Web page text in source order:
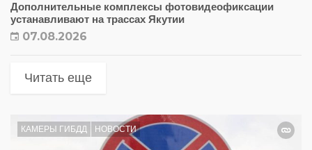
Дополнительные комплексы фотовидеофиксации
устанавливают на трассах Якутии
07.08.2026
Читать еще
КАМЕРЫ ГИБДД НОВОСТИ